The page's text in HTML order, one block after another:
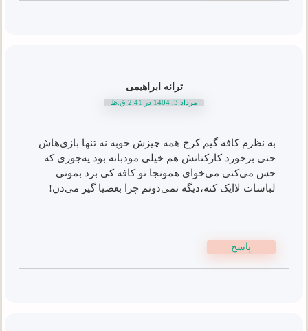
ترانه ابراهیمی
مرداد 3, 1404 در 2:41 ق.ظ
به نظرم کافه گیم کرج همه چیزش خوبه نه تنها بازی‌هاش
حتی برخورد کارکنانش هم خیلی مودبانه بود یه‌جوری که
حس می‌کنی می‌خوای همونجا تو کافه کی برد بمونی
لباسات لاایک کنه،دیگه نمی‌دونم چرا بعضیا گیر می‌دن!
پاسخ